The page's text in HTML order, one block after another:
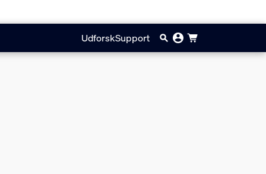
UdforskSupport